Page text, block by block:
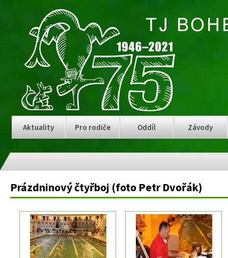
Aktuality Pro rodiče Oddíl Závody
Prázdninový čtyřboj (foto Petr Dvořák)